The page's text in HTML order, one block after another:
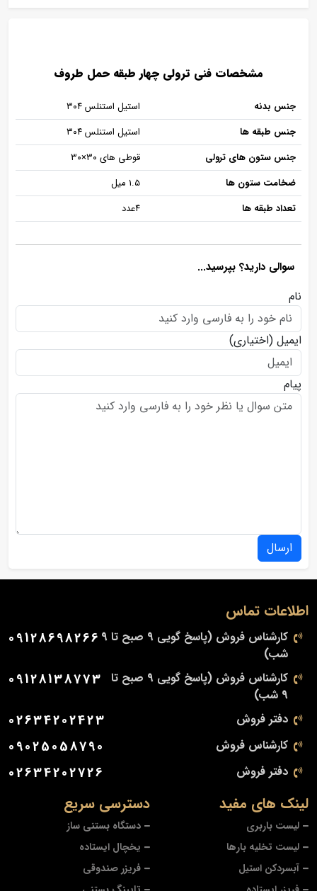
مشخصات فنی ترولی چهار طبقه حمل طروف
جنس بدنه
استیل استنلس ۳۰۴
جنس طبقه ها
استیل استنلس ۳۰۴
جنس ستون های ترولی
قوطی های ۳۰×۳۰
ضخامت ستون ها
۱.۵ میل
تعداد طبقه ها
۴عدد
سوالی دارید؟ بپرسید...
نام
ایمیل (اختیاری)
پیام
ارسال
دسترسی سریع
دستگاه بستنی ساز
یخچال ایستاده
فریزر صندوقی
لینک های مفید
لیست باربری
لیست تخلیه بارها
آبسردکن استیل
اطلاعات تماس
کارشناس فروش (پاسخ گویی 9 صبح تا 9
شب)
09128698266
کارشناس فروش (پاسخ گویی 9 صبح تا
9 شب)
09128138773
دفتر فروش 02634202423
کارشناس فروش 09025058790
دفتر فروش 02634202726